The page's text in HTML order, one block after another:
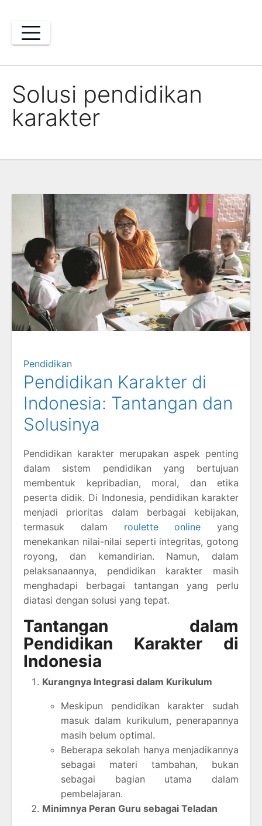
content
Solusi pendidikan
karakter
Pendidikan
Pendidikan Karakter di
Indonesia: Tantangan dan
Solusinya
Pendidikan karakter merupakan aspek penting
dalam sistem pendidikan yang bertujuan
membentuk kepribadian, moral, dan etika
peserta didik. Di Indonesia, pendidikan karakter
menjadi prioritas dalam berbagai kebijakan,
termasuk dalam roulette online yang
menekankan nilai-nilai seperti integritas, gotong
royong, dan kemandirian. Namun, dalam
pelaksanaannya, pendidikan karakter masih
menghadapi berbagai tantangan yang perlu
diatasi dengan solusi yang tepat.
Tantangan dalam
Pendidikan Karakter di
Indonesia
Kurangnya Integrasi dalam Kurikulum
Meskipun pendidikan karakter sudah
masuk dalam kurikulum, penerapannya
masih belum optimal.
Beberapa sekolah hanya menjadikannya
sebagai materi tambahan, bukan
sebagai bagian utama dalam
pembelajaran.
Minimnya Peran Guru sebagai Teladan